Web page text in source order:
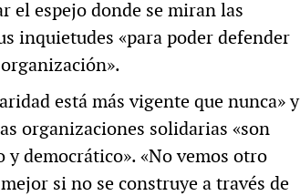
el espejo donde se miran las
inquietudes «para poder defender
está más vigente que nunca» y
organizaciones solidarias «son
democrático». «No vemos otro
si no se construye a través de